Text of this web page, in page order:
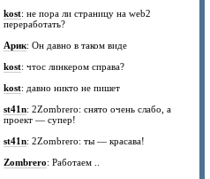
kost: не пора ли страницу на web2
переработать?
Арик: Он давно в таком виде
kost: чтос линкером справа?
kost: давно никто не пишет
st41n: 2Zombrero: снято очень слабо, а
проект — супер!
st41n: 2Zombrero: ты — красава!
Zombrero: Работаем ..